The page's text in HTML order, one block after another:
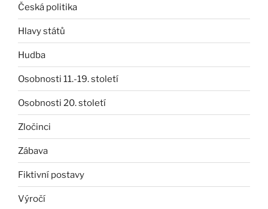
Česká politika
Hlavy států
Hudba
Osobnosti 11.-19. století
Osobnosti 20. století
Zločinci
Zábava
Fiktivní postavy
Výročí